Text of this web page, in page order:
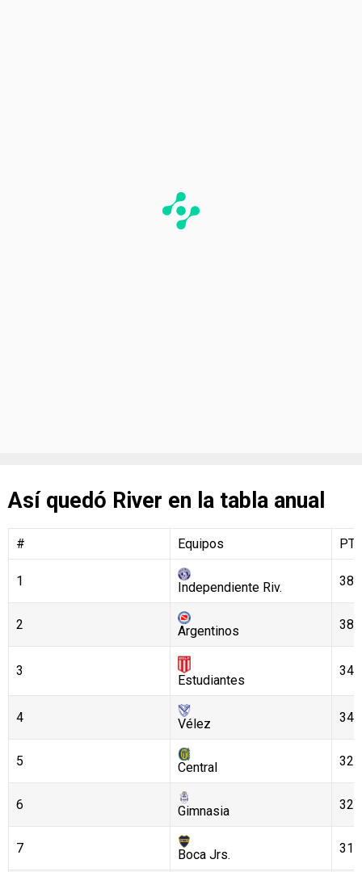
Así quedó River en la tabla anual
# Equipos
1 Independiente Riv. 38
2 Argentinos 38
3
Estudiantes
34
4 Vélez 34
5 Central 32
6 Gimnasia 32
7 Boca Jrs. 31